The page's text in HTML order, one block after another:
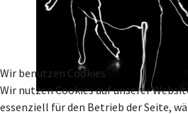
Wir benutzen Cookies
Wir nutzen Cookies auf unserer
essenziell für den Betrieb der Seite,